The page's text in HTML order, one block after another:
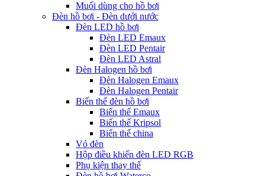
Muối dùng cho hồ bơi
Đèn hồ bơi - Đèn dưới nước
Đèn LED hồ bơi
Đèn LED Emaux
Đèn LED Pentair
Đèn LED Astral
Đèn Halogen hồ bơi
Đèn Halogen Emaux
Đèn Halogen Pentair
Biến thế đèn hồ bơi
Biến thế Emaux
Biến thế Kripsol
Biến thế china
Vỏ đèn
Hộp điều khiển đèn LED RGB
Phụ kiện thay thế